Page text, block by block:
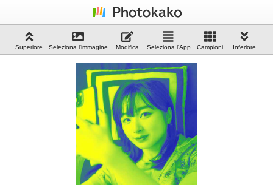
Superiore Seleziona l'immagine Modifica Seleziona l'App Campioni Inferiore